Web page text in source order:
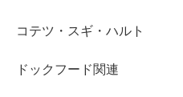
コテツ・スギ・ハルト
ドックフード関連